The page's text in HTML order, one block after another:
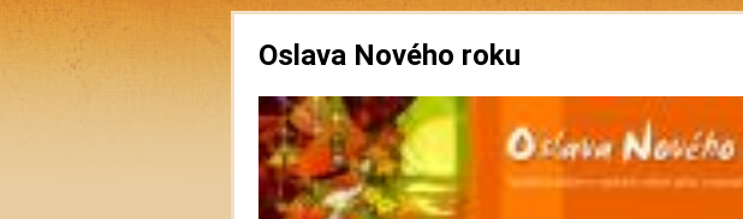
Oslava Nového roku